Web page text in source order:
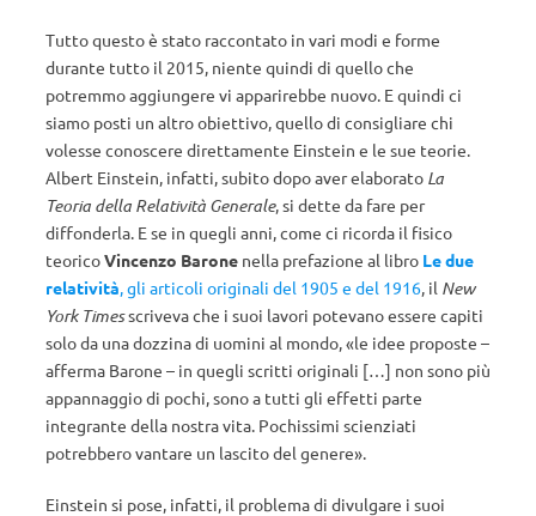
Tutto questo è stato raccontato in vari modi e forme
durante tutto il 2015, niente quindi di quello che
potremmo aggiungere vi apparirebbe nuovo. E quindi ci
siamo posti un altro obiettivo, quello di consigliare chi
volesse conoscere direttamente Einstein e le sue teorie.
Albert Einstein, infatti, subito dopo aver elaborato La
Teoria della Relatività Generale, si dette da fare per
diffonderla. E se in quegli anni, come ci ricorda il fisico
teoricoVincenzo Barone nella prefazione al libro Le due
relatività, gli articoli originali del 1905 e del 1916, il New
York Timesscriveva che i suoi lavori potevano essere capiti
solo da una dozzina di uomini al mondo, «le idee proposte –
afferma Barone – in quegli scritti originali […] non sono più
appannaggio di pochi, sono a tutti gli effetti parte
integrante della nostra vita. Pochissimi scienziati
potrebbero vantare un lascito del genere».
Einstein si pose, infatti, il problema di divulgare i suoi